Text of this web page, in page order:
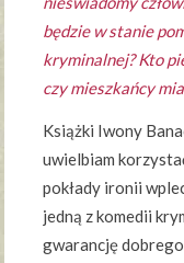
będzie w stanie
kryminalnej? Kto
czy mieszkańcy
Książki Iwony
uwielbiam
pokłady ironii
jedną z komedii
gwarancję dobrego